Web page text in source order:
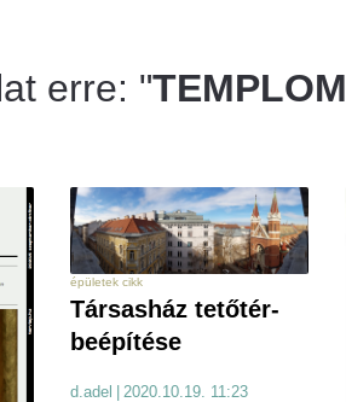
erre: "TEMPLOM
épületek cikk
Társasház tetőtér-
beépítése
d.adel | 2020.10.19. 11:23